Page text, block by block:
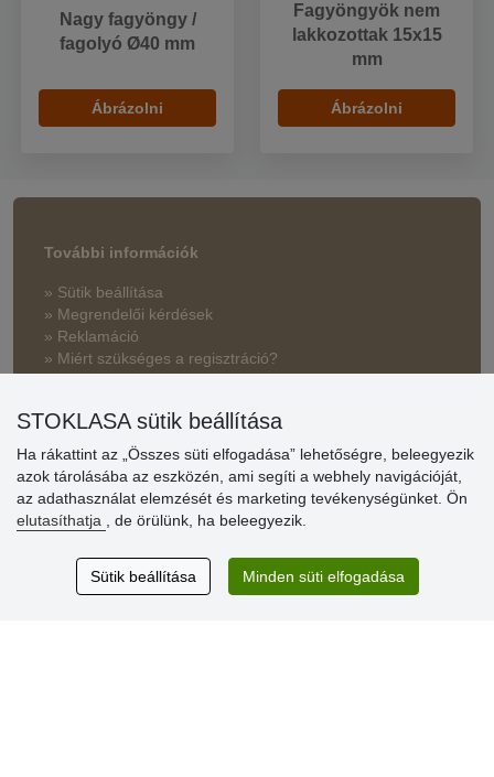
Nagy fagyöngy /
fagolyó Ø40 mm
Ábrázolni
Fagyöngyök nem
lakkozottak 15x15
mm
Ábrázolni
További információk
» Sütik beállítása
» Megrendelői kérdések
» Reklamáció
» Miért szükséges a regisztráció?
vásárlóinknak
» Súgó
Vásárlók
értékelése
STOKLASA sütik beállítása
Ha rákattint az „Összes süti elfogadása” lehetőségre, beleegyezik
azok tárolásába az eszközén, ami segíti a webhely navigációját,
az adathasználat elemzését és marketing tevékenységünket. Ön
elutasíthatja
, de örülünk, ha beleegyezik.
Sütik beállítása Minden süti elfogadása